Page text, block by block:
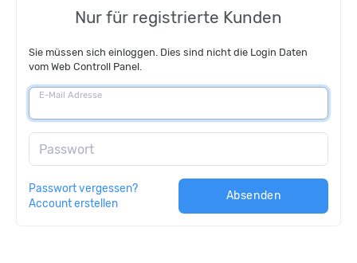
Nur für registrierte Kunden
Sie müssen sich einloggen. Dies sind nicht die Login Daten
vom Web Controll Panel.
E-Mail Adresse
Passwort
Passwort vergessen?
Account erstellen
Absenden